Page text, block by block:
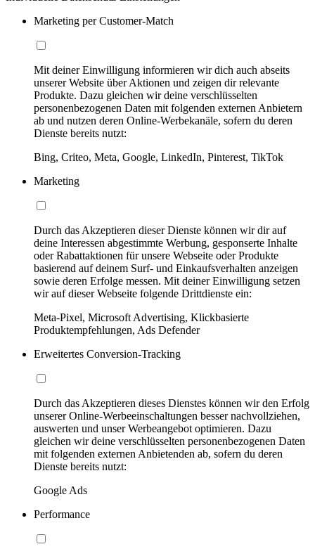
Marketing per Customer-Match
Mit deiner Einwilligung informieren wir dich auch abseits
unserer Website über Aktionen und zeigen dir relevante
Produkte. Dazu gleichen wir deine verschlüsselten
personenbezogenen Daten mit folgenden externen Anbietern
ab und nutzen deren Online-Werbekanäle, sofern du deren
Dienste bereits nutzt:
Bing, Criteo, Meta, Google, LinkedIn, Pinterest, TikTok
Marketing
Durch das Akzeptieren dieser Dienste können wir dir auf
deine Interessen abgestimmte Werbung, gesponserte Inhalte
oder Rabattaktionen für unsere Webseite oder Produkte
basierend auf deinem Surf- und Einkaufsverhalten anzeigen
sowie deren Erfolge messen. Mit deiner Einwilligung setzen
wir auf dieser Webseite folgende Drittdienste ein:
Meta-Pixel, Microsoft Advertising, Klickbasierte
Produktempfehlungen, Ads Defender
Erweitertes Conversion-Tracking
Durch das Akzeptieren dieses Dienstes können wir den Erfolg
unserer Online-Werbeeinschaltungen besser nachvollziehen,
auswerten und unser Werbeangebot optimieren. Dazu
gleichen wir deine verschlüsselten personenbezogenen Daten
mit folgenden externen Anbietenden ab, sofern du deren
Dienste bereits nutzt:
Google Ads
Performance